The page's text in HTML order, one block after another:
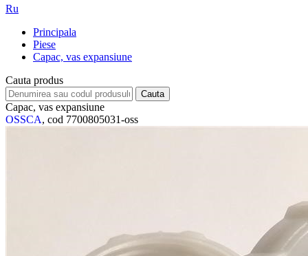
Ru
Principala
Piese
Capac, vas expansiune
Cauta produs
Capac, vas expansiune
OSSCA, cod 7700805031-oss